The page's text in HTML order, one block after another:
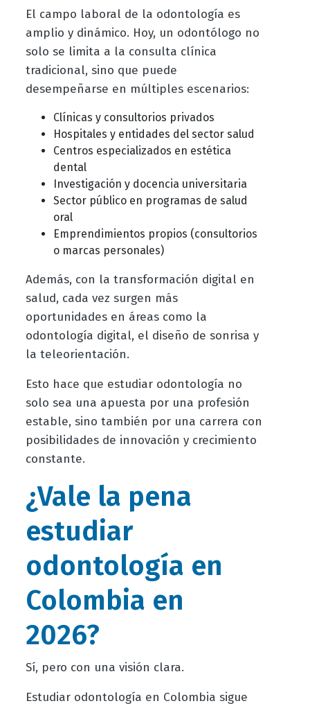
El campo laboral de la odontología es
amplio y dinámico. Hoy, un odontólogo no
solo se limita a la consulta clínica
tradicional, sino que puede
desempeñarse en múltiples escenarios:
Clínicas y consultorios privados
Hospitales y entidades del sector salud
Centros especializados en estética
dental
Investigación y docencia universitaria
Sector público en programas de salud
oral
Emprendimientos propios (consultorios
o marcas personales)
Además, con la transformación digital en
salud, cada vez surgen más
oportunidades en áreas como la
odontología digital, el diseño de sonrisa y
la teleorientación.
Esto hace que estudiar odontología no
solo sea una apuesta por una profesión
estable, sino también por una carrera con
posibilidades de innovación y crecimiento
constante.
¿Vale la pena
estudiar
odontología en
Colombia en
2026?
Sí, pero con una visión clara.
Estudiar odontología en Colombia sigue